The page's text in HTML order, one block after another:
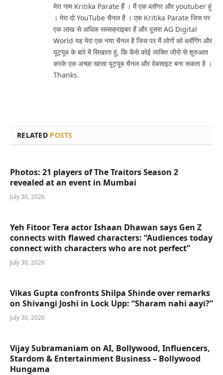
मेरा नाम Kritika Parate हैं । मैं एक ब्लॉगर और youtuber हूं
। मेरा दो YouTube चैनल है । एक Kritika Parate जिस पर
एक लाख से अधिक सब्सक्राइबर हैं और दूसरा AG Digital
World यह मेरा एक नया चैनल है जिस पर मैं लोगों को ब्लॉगिंग और
यूट्यूब के बारे में सिखाता हूं, कि कैसे कोई व्यक्ति जीरो से शुरुआत
करके एक अच्छा खासा यूट्यूब चैनल और वेबसाइट बना सकता है ।
Thanks.
RELATED POSTS
Photos: 21 players of The Traitors Season 2
revealed at an event in Mumbai
July 30, 2026
Yeh Fitoor Tera actor Ishaan Dhawan says Gen Z
connects with flawed characters: “Audiences today
connect with characters who are not perfect”
July 30, 2026
Vikas Gupta confronts Shilpa Shinde over remarks
on Shivangi Joshi in Lock Upp: “Sharam nahi aayi?”
July 30, 2026
Vijay Subramaniam on AI, Bollywood, Influencers,
Stardom & Entertainment Business – Bollywood
Hungama